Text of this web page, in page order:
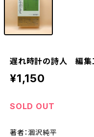
遅れ時計の詩人 編集
¥1,150
SOLD OUT
著者：涸沢純平